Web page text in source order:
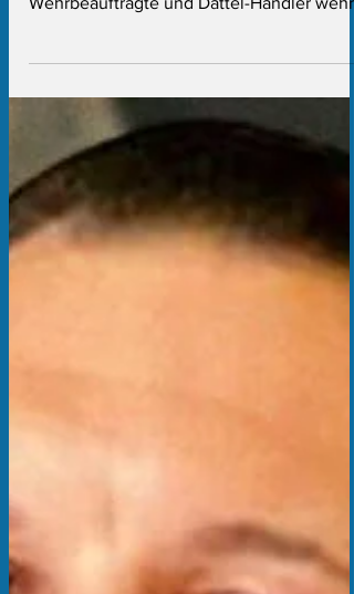
Abstimmungssystem, FDP hat jetzt eine
sich gegen CDU-Rausschmiss